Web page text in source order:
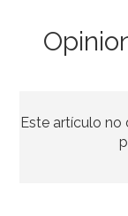
Este artículo no